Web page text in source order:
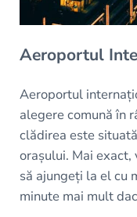
Aeroportul
Aeroportul
alegere comună în
clădirea este
orașului. Mai
să ajungeți la el cu
minute mai mult